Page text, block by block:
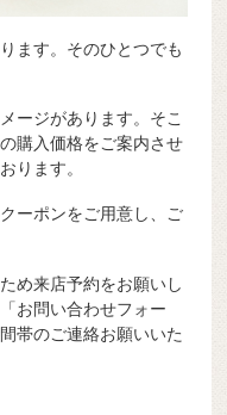
ます。そのひとつでも
ージがあります。そこ
購入価格をご案内させ
ります。
ーポンをご用意し、ご
め来店予約をお願いし
お問い合わせフォー
帯のご連絡お願いいた